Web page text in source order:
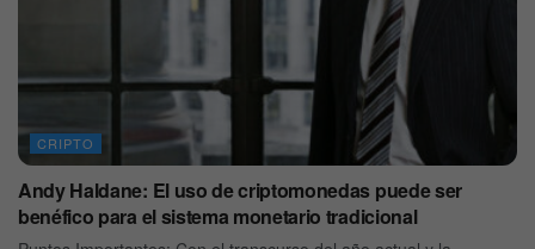
CRIPTO
Andy Haldane: El uso de criptomonedas puede ser
benéfico para el sistema monetario tradicional